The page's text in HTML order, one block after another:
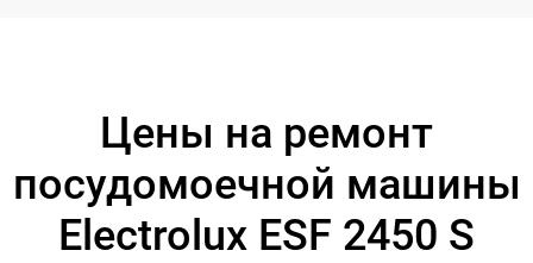
Цены на ремонт
посудомоечной машины
Electrolux ESF 2450 S